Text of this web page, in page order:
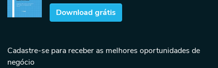
Download grátis
Cadastre-se para receber as melhores oportunidades de
negócio